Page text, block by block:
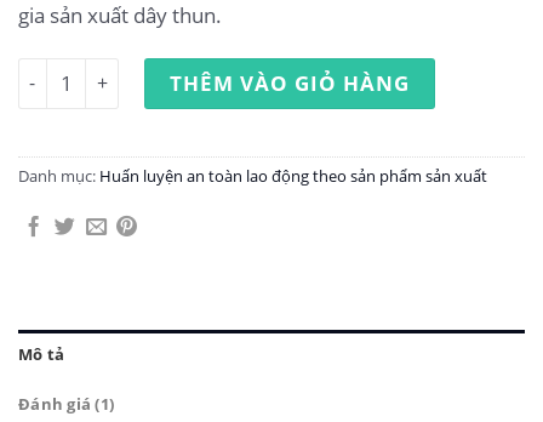
gia sản xuất dây thun.
Huấn luyện an toàn lao động sản xuất dây thun số lượng
THÊM VÀO GIỎ HÀNG
Danh mục: Huấn luyện an toàn lao động theo sản phẩm sản xuất
Mô tả
Đánh giá (1)